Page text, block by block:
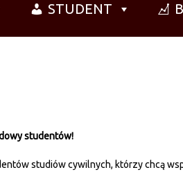
STUDENT
studentów!
studiów cywilnych, którzy chcą